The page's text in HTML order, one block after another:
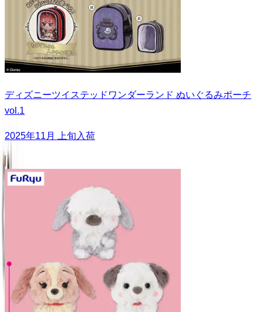
ディズニーツイステッドワンダーランド ぬいぐるみポーチ
vol.1
2025年11月 上旬入荷